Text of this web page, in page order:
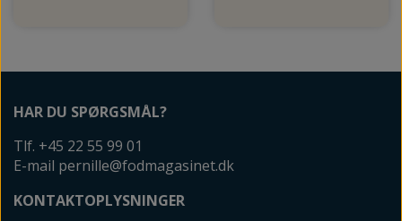
HAR DU SPØRGSMÅL?
Tlf. +45 22 55 99 01
E-mail pernille@fodmagasinet.dk
KONTAKTOPLYSNINGER